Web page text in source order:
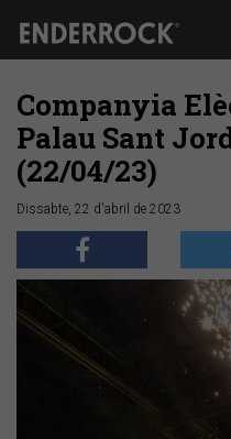
Companyia
Palau Sant
(22/04/23)
Dissabte, 22 d'abril de 2023
Anterior